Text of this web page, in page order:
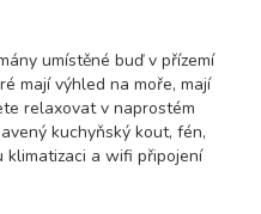
umístěné buď v přízemí
mají výhled na moře, mají
relaxovat v naprostém
kuchyňský kout, fén,
klimatizaci a wifi připojení